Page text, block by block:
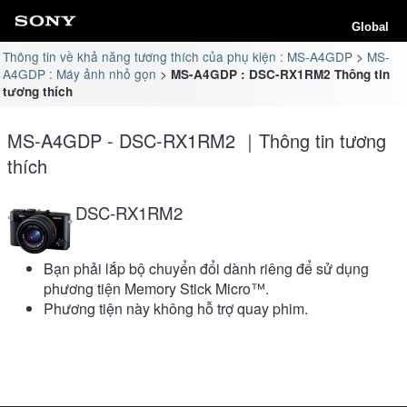
Global
Thông tin về khả năng tương thích của phụ kiện : MS-A4GDP
MS-
A4GDP : Máy ảnh nhỏ gọn
MS-A4GDP : DSC-RX1RM2 Thông tin
tương thích
MS-A4GDP - DSC-RX1RM2 ｜Thông tin tương
thích
DSC-RX1RM2
Bạn phải lắp bộ chuyển đổi dành riêng để sử dụng
phương tiện Memory Stick Micro™.
Phương tiện này không hỗ trợ quay phim.